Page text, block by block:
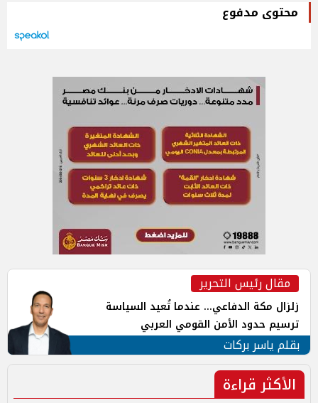
محتوى مدفوع
مقال رئيس التحرير
زلزال مكة الدفاعي... عندما تُعيد السياسة
ترسيم حدود الأمن القومي العربي
بقلم ياسر بركات
الأكثر قراءة